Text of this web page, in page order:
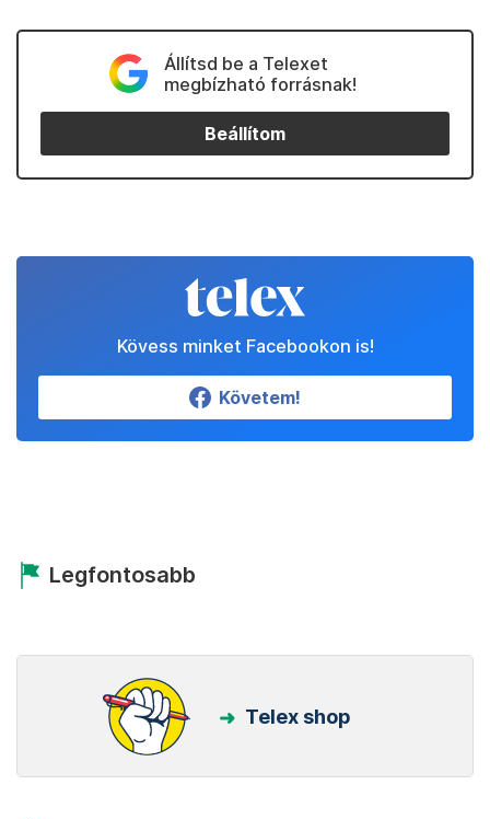
Állítsd be a Telexet
megbízható forrásnak!
Beállítom
Kövess minket Facebookon is!
Követem!
Legfontosabb
Telex shop